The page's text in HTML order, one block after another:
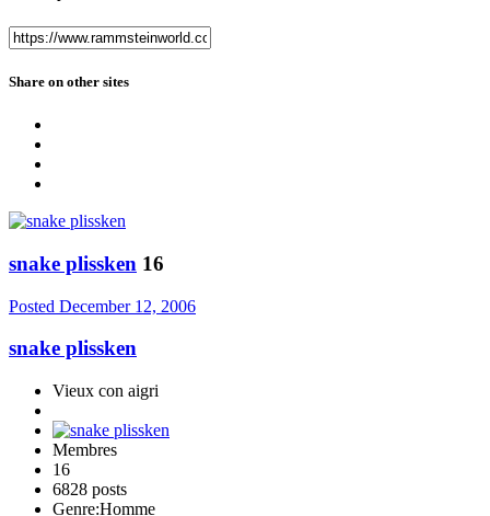
Share on other sites
snake plissken 16
Posted December 12, 2006
snake plissken
Vieux con aigri
Membres
16
6828 posts
Genre:Homme